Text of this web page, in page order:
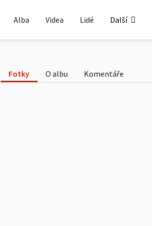
Alba Videa Lidé Další
Fotky O albu Komentáře